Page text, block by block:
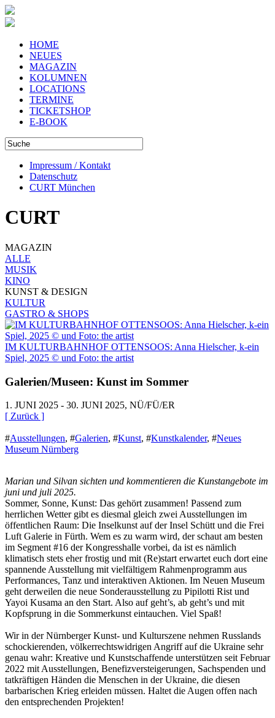
HOME
NEUES
MAGAZIN
KOLUMNEN
LOCATIONS
TERMINE
TICKETSHOP
E-BOOK
Impressum / Kontakt
Datenschutz
CURT München
CURT
MAGAZIN
ALLE
MUSIK
KINO
KUNST & DESIGN
KULTUR
GASTRO & SHOPS
IM KULTURBAHNHOF OTTENSOOS: Anna Hielscher, k-ein
Spiel, 2025 © und Foto: the artist
Galerien/Museen: Kunst im Sommer
1. JUNI 2025 - 30. JUNI 2025, NÜ/FÜ/ER
[ Zurück ]
#Ausstellungen, #Galerien, #Kunst, #Kunstkalender, #Neues
Museum Nürnberg
Marian und Silvan sichten und kommentieren die Kunstangebote im
juni und juli 2025.
Sommer, Sonne, Kunst: Das gehört zusammen! Passend zum
herrlichen Wetter gibt es diesmal gleich zwei Ausstellungen im
öffentlichen Raum: Die Inselkunst auf der Insel Schütt und die Frei
Luft Galerie in Fürth. Wem es zu warm wird, der schaut am besten
im Segment #16 der Kongresshalle vorbei, da ist es nämlich
klimatisch stets eher frostig und mit (Re)start erwartet euch dort eine
spannende Ausstellung mit vielfältigem Rahmenprogramm aus
Performances, Tanz und interaktiven Aktionen. Im Neuen Museum
geht derweilen die neue Sonderausstellung zu Pipilotti Rist und
Yayoi Kusama an den Start. Also auf geht’s, ab geht’s und mit
Kopfsprung in die Sommerkunst eintauchen. Viel Spaß!
Wir in der Nürnberger Kunst- und Kulturszene nehmen Russlands
schockierenden, völkerrechtswidrigen Angriff auf die Ukraine sehr
genau wahr: Kreative und Kunstschaffende unterstützen seit Februar
2022 mit Ausstellungen, Benefizversteigerungen, Sachspenden und
tatkräftigen Händen die Menschen in der Ukraine, die diesen
barbarischen Krieg erleiden müssen. Haltet die Augen offen nach
den entsprechenden Projekten!